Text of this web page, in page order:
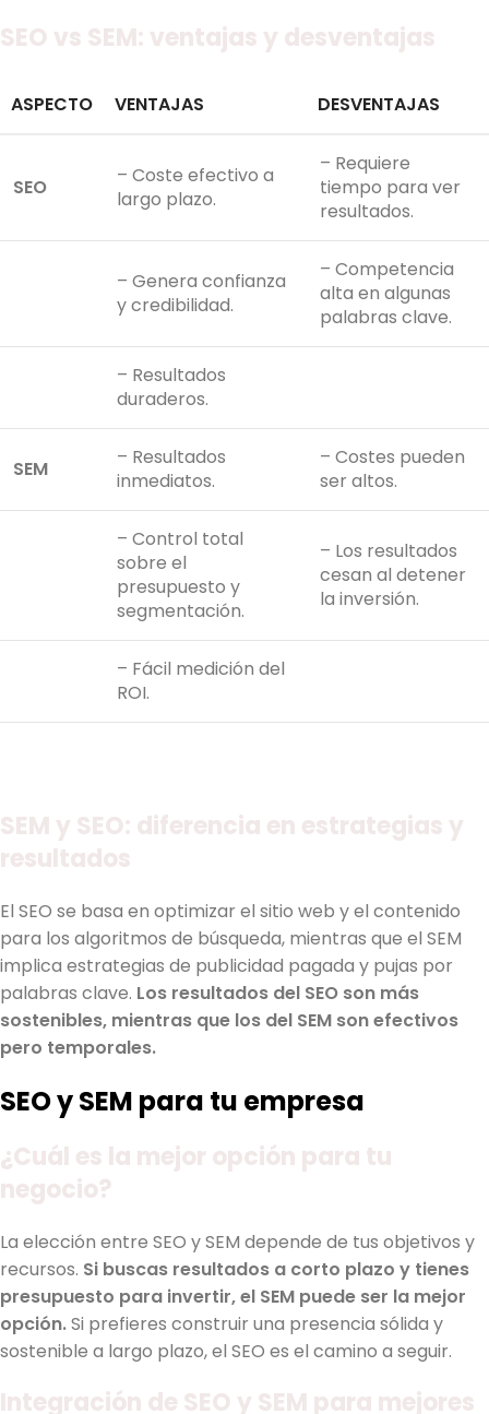
ASPECTO VENTAJAS DESVENTAJAS
SEO
– Coste efectivo a
largo plazo.
– Requiere
tiempo para ver
resultados.
– Genera confianza
y credibilidad.
– Competencia
alta en algunas
palabras clave.
– Resultados
duraderos.
SEM
– Resultados
inmediatos.
– Costes pueden
ser altos.
– Control total
sobre el
presupuesto y
segmentación.
– Los resultados
cesan al detener
la inversión.
– Fácil medición del
ROI.
El SEO se basa en optimizar el sitio web y el contenido
para los algoritmos de búsqueda, mientras que el SEM
implica estrategias de publicidad pagada y pujas por
palabras clave. Los resultados del SEO son más
sostenibles, mientras que los del SEM son efectivos
pero temporales.
SEO y SEM para tu empresa
La elección entre SEO y SEM depende de tus objetivos y
recursos. Si buscas resultados a corto plazo y tienes
presupuesto para invertir, el SEM puede ser la mejor
opción.Si prefieres construir una presencia sólida y
sostenible a largo plazo, el SEO es el camino a seguir.